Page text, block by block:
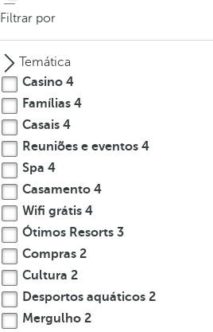
Filtrar por
Temática
Casino 4
Famílias 4
Casais 4
Reuniões e eventos 4
Spa 4
Casamento 4
Wifi grátis 4
Ótimos Resorts 3
Compras 2
Cultura 2
Desportos aquáticos 2
Mergulho 2